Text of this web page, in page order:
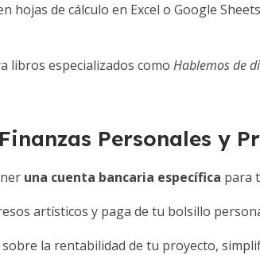
hojas de cálculo en Excel o Google
libros especializados como Hablemos de
Personales y
una cuenta bancaria específica para
artísticos y paga de tu bolsillo
la rentabilidad de tu proyecto,